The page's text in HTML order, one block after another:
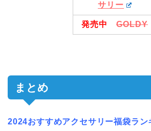
サリー
発売中 GOLDY
まとめ
2024おすすめアクセサリー福袋ラン